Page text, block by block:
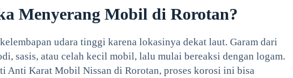
Menyerang Mobil di Rorotan?
udara tinggi karena lokasinya dekat laut. Garam dari
sasis, atau celah kecil mobil, lalu mulai bereaksi dengan logam.
Anti Karat Mobil Nissan di Rorotan, proses korosi ini bisa